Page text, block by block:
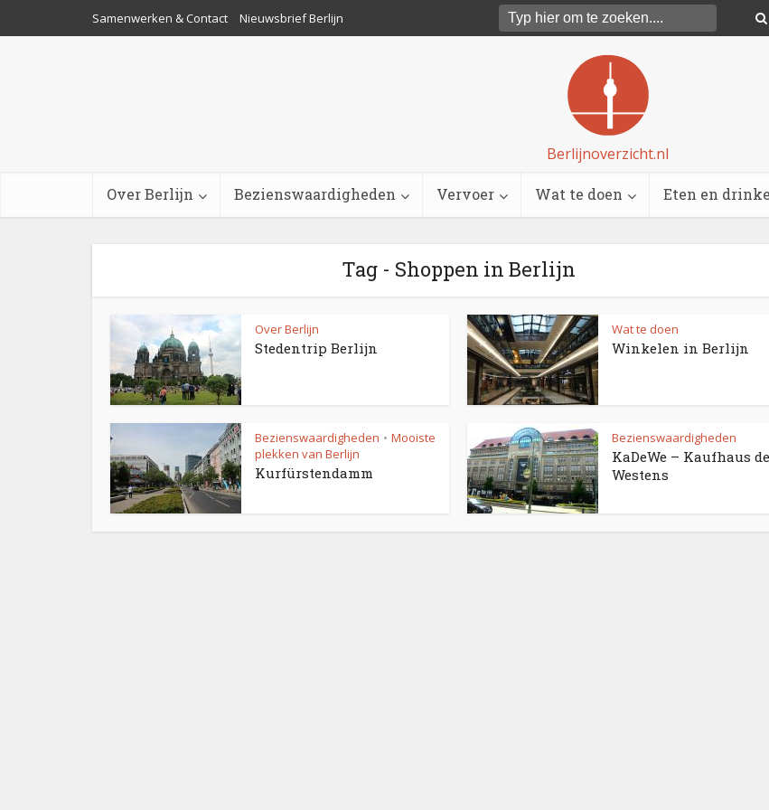
Samenwerken & Contact Nieuwsbrief Berlijn
Berlijnoverzicht.nl
Over Berlijn Bezienswaardigheden Vervoer Wat te doen Eten en
Tag - Shoppen in Berlijn
Over Berlijn
Stedentrip Berlijn
Wat te doen
Winkelen in Berlijn
Bezienswaardigheden • Mooiste
plekken van Berlijn
Kurfürstendamm
Bezienswaardigheden
KaDeWe – Kaufhaus
Westens